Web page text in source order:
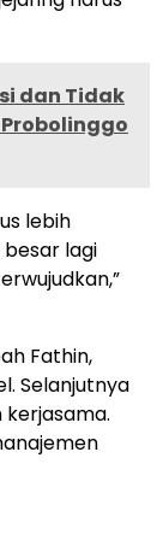
dan Tidak
lebih
lagi
Fathin,
Selanjutnya